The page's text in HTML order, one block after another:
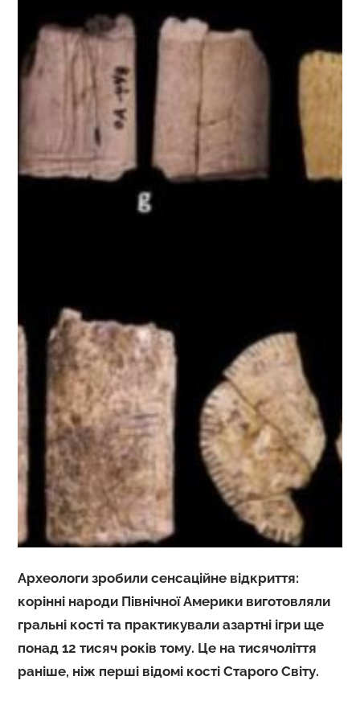
Археологи зробили сенсаційне відкриття:
корінні народи Північної Америки виготовляли
гральні кості та практикували азартні ігри ще
понад 12 тисяч років тому. Це на тисячоліття
раніше, ніж перші відомі кості Старого Світу.